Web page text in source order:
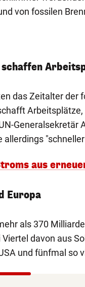
von fossilen
das Zeitalter der
Generalsekretär
allerdings
aus
Europa
als 370
davon aus
und fünfmal so